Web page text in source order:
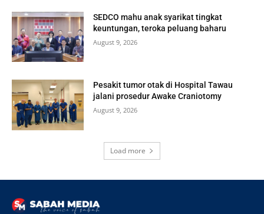
SEDCO mahu anak syarikat tingkat
keuntungan, teroka peluang baharu
August 9, 2026
Pesakit tumor otak di Hospital Tawau
jalani prosedur Awake Craniotomy
August 9, 2026
Load more